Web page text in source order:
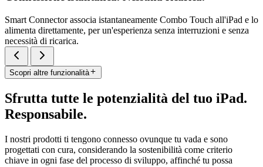
Smart Connector associa istantaneamente Combo Touch all'iPad e lo
alimenta direttamente, per un'esperienza senza interruzioni e senza
necessità di ricarica.
Scopri altre funzionalità
Sfrutta tutte le potenzialità del tuo iPad.
Responsabile.
I nostri prodotti ti tengono connesso ovunque tu vada e sono
progettati con cura, considerando la sostenibilità come criterio
chiave in ogni fase del processo di sviluppo, affinché tu possa